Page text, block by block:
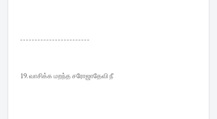
------------------------
19. வாசிக்க மறந்த சரோஜாதேவி நீ